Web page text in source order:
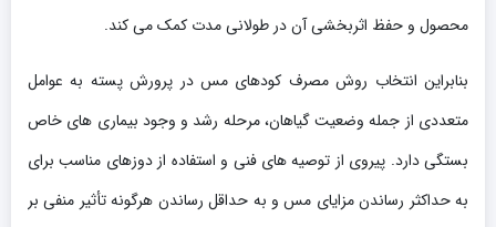
محصول و حفظ اثربخشی آن در طولانی مدت کمک می کند.
بنابراین انتخاب روش مصرف کودهای مس در پرورش پسته به عوامل
متعددی از جمله وضعیت گیاهان، مرحله رشد و وجود بیماری های خاص
بستگی دارد. پیروی از توصیه های فنی و استفاده از دوزهای مناسب برای
به حداکثر رساندن مزایای مس و به حداقل رساندن هرگونه تأثیر منفی بر